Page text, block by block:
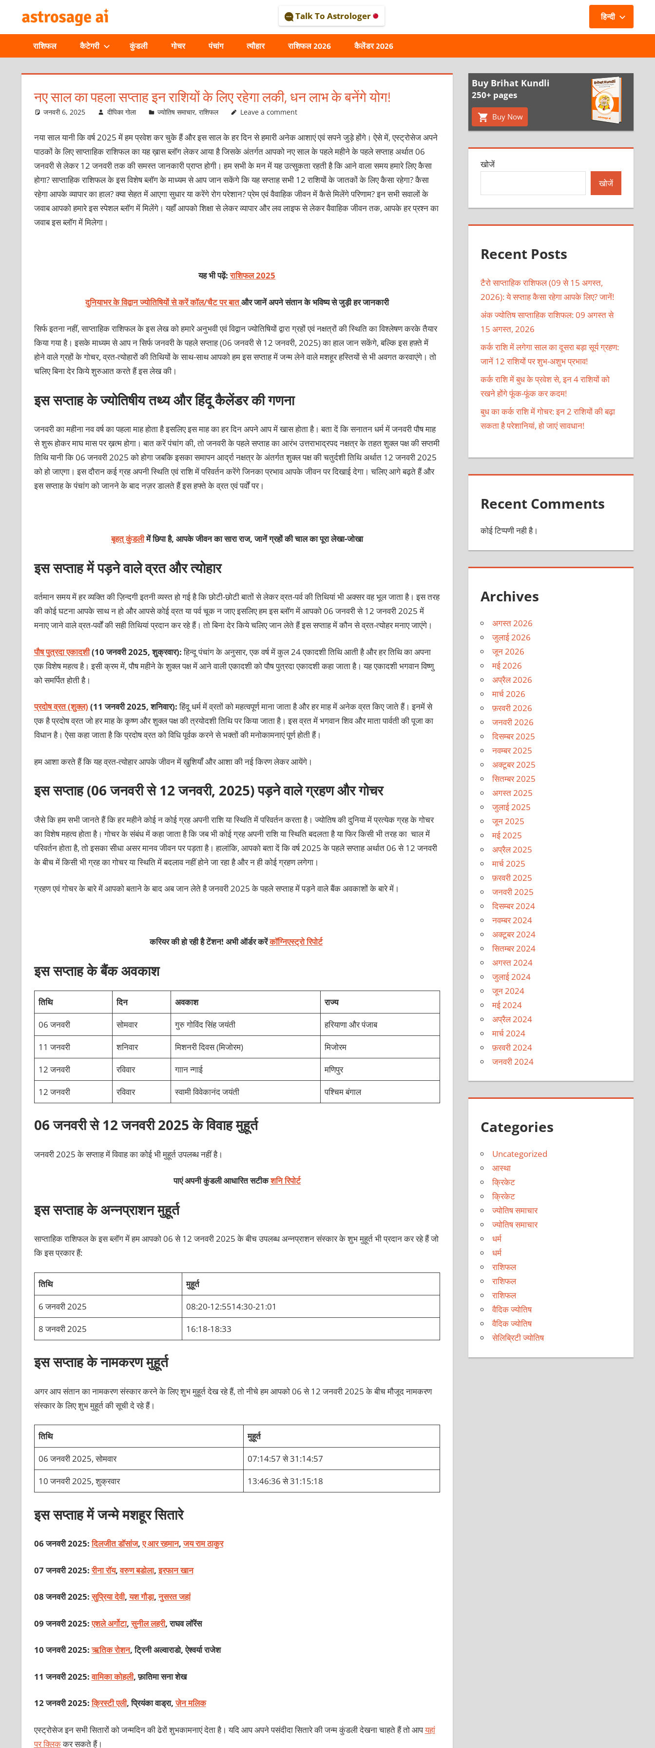
content
ASTROLOGICAL
JOURNAL
–
ASTROSAGE
MAGAZINE
Talk To Astrologer
राशिफल कैटेगरी कुंडली गोचर पंचांग त्यौहार
हिन्दी
राशिफल 2026 कैलेंडर 2026
नए साल का पहला सप्ताह इन राशियों के लिए रहेगा लकी, धन लाभ के बनेंगे योग!
जनवरी 6, 2025 दीपिका गोला ज्योतिष समाचार,राशिफल Leave a comment
नया साल यानी कि वर्ष 2025 में हम प्रवेश कर चुके हैं और इस साल के हर दिन से हमारी अनेक आशाएं एवं सपने जुड़े होंगे। ऐसे में, एस्ट्रोसेज अपने
पाठकों के लिए साप्ताहिक राशिफल का यहख़ास ब्लॉग लेकर आया है जिसके अंतर्गत आपको नए साल के पहले महीने के पहले सप्ताह अर्थात 06
जनवरी से लेकर 12 जनवरी तक की समस्त जानकारी प्राप्त होगी। हम सभी के मन में यह उत्सुकता रहती है कि आने वाला समय हमारे लिए कैसा
होगा? साप्ताहिक राशिफल के इस विशेष ब्लॉग के माध्यम से आप जान सकेंगे कि यह सप्ताह सभी 12 राशियों के जातकों के लिए कैसा रहेगा? कैसा
रहेगा आपके व्यापार का हाल? क्या सेहत में आएगा सुधार या करेंगे रोग परेशान? प्रेम एवं वैवाहिक जीवन में कैसे मिलेंगे परिणाम? इन सभी सवालों के
जवाब आपको हमारे इस स्पेशल ब्लॉग में मिलेंगे। यहाँ आपको शिक्षा से लेकर व्यापार और लव लाइफ से लेकर वैवाहिक जीवन तक, आपके हर प्रश्न का
जवाब इस ब्लॉग में मिलेगा।
यह भी पढ़ें:राशिफल 2025
दुनियाभर के विद्वान ज्योतिषियों से करें कॉल/चैट पर बातऔर जानें अपने संतान के भविष्य से जुड़ी हर जानकारी
सिर्फ इतना नहीं, साप्ताहिक राशिफल के इस लेख को हमारे अनुभवी एवं विद्वान ज्योतिषियों द्वारा ग्रहों एवं नक्षत्रों की स्थिति का विश्लेषण करके तैयार
किया गया है। इसके माध्यम से आप न सिर्फ जनवरी के पहले सप्ताह (06 जनवरी से 12 जनवरी, 2025) का हाल जान सकेंगे, बल्कि इस हफ़्ते में
होने वाले ग्रहों के गोचर, व्रत-त्योहारों की तिथियों के साथ-साथ आपको हम इस सप्ताह में जन्म लेने वाले मशहूर हस्तियों से भी अवगत करवाएंगे। तो
चलिए बिना देर किये शुरुआत करते हैं इस लेख की।
इस सप्ताह के ज्योतिषीय तथ्य और हिंदू कैलेंडर की गणना
जनवरी का महीना नव वर्ष का पहला माह होता है इसलिए इस माह का हर दिन अपने आप में खास होता है। बता दें कि सनातन धर्म में जनवरी पौष माह
से शुरू होकर माघ मास पर ख़त्म होगा। बात करें पंचांग की, तो जनवरी के पहले सप्ताह का आरंभ उत्तराभाद्रपद नक्षत्र के तहत शुक्ल पक्ष की सप्तमी
तिथि यानी कि 06 जनवरी 2025 को होगा जबकि इसका समापन आर्द्रा नक्षत्र के अंतर्गत शुक्ल पक्ष की चतुर्दशी तिथि अर्थात 12 जनवरी 2025
को हो जाएगा। इस दौरान कई ग्रह अपनी स्थिति एवं राशि में परिवर्तन करेंगे जिनका प्रभाव आपके जीवन पर दिखाई देगा। चलिए आगे बढ़ते हैं और
इस सप्ताह के पंचांग को जानने के बाद नज़र डालते हैं इस हफ्ते के व्रत एवं पर्वों पर।
बृहत् कुंडलीमें छिपा है, आपके जीवन का सारा राज, जानें ग्रहों की चाल का पूरा लेखा-जोखा
इस सप्ताह में पड़ने वाले व्रत और त्योहार
वर्तमान समय में हर व्यक्ति की ज़िन्दगी इतनी व्यस्त हो गई है कि छोटी-छोटी बातों से लेकर व्रत-पर्व की तिथियां भी अक्सर वह भूल जाता है। इस तरह
की कोई घटना आपके साथ न हो और आपसे कोई व्रत या पर्व चूक न जाए इसलिए हम इस ब्लॉग में आपको 06 जनवरी से 12 जनवरी 2025 में
मनाए जाने वाले व्रत-पर्वों की सही तिथियां प्रदान कर रहे हैं। तो बिना देर किये चलिए जान लेते हैं इस सप्ताह में कौन से व्रत-त्योहर मनाए जाएंगे।
पौष पुत्रदा एकादशी(10 जनवरी 2025, शुक्रवार):हिन्दू पंचांग के अनुसार, एक वर्ष में कुल 24 एकादशी तिथि आती है और हर तिथि का अपना
एक विशेष महत्व है। इसी क्रम में,पौष महीने के शुक्ल पक्ष में आने वाली एकादशी को पौष पुत्रदा एकादशी कहा जाता है। यह एकादशी भगवान विष्णु
को समर्पित होती है।
प्रदोष व्रत (शुक्ल) (11 जनवरी 2025, शनिवार):हिंदू धर्म में व्रतों को महत्वपूर्ण माना जाता है और हर माह में अनेक व्रत किए जाते हैं। इनमें से
एक है प्रदोष व्रत जो हर माह के कृष्ण और शुक्ल पक्ष की त्रयोदशी तिथि पर किया जाता है। इस व्रत में भगवान शिव और माता पार्वती की पूजा का
विधान है। ऐसा कहा जाता है कि प्रदोष व्रत को विधि पूर्वक करने से भक्तों की मनोकामनाएं पूर्ण होती हैं।
हम आशा करते हैं कि यह व्रत-त्योहार आपके जीवन में खुशियाँ और आशा की नई किरण लेकर आयेंगे।
इस सप्ताह (06 जनवरी से 12 जनवरी, 2025) पड़ने वाले ग्रहण और गोचर
जैसे कि हम सभी जानते हैं कि हर महीने कोई न कोई ग्रह अपनी राशि या स्थिति में परिवर्तन करता है। ज्योतिष की दुनिया में प्रत्येक ग्रह के गोचर
का विशेष महत्व होता है। गोचर के संबंध में कहा जाता है कि जब भी कोई ग्रह अपनी राशि या स्थिति बदलता है या फिर किसी भी तरह का चाल में
परिवर्तन होता है, तो इसका सीधा असर मानव जीवन पर पड़ता है। हालांकि, आपको बता दें कि वर्ष 2025 के पहले सप्ताह अर्थात 06 से 12 जनवरी
के बीच में किसी भी ग्रह का गोचर या स्थिति में बदलाव नहीं होने जा रहा है और न ही कोई ग्रहण लगेगा।
ग्रहण एवं गोचर के बारे में आपको बताने के बाद अब जान लेते है जनवरी 2025 के पहले सप्ताह में पड़ने वाले बैंक अवकाशों के बारे में।
करियर की हो रही है टेंशन! अभी ऑर्डर करेंकॉग्निएस्ट्रो रिपोर्ट
इस सप्ताह के बैंक अवकाश
तिथि दिन अवकाश
राज्य
06 जनवरी
सोमवार गुरु गोविंद सिंह जयंती
हरियाणा और पंजाब
11 जनवरी
शनिवार मिशनरी दिवस (मिजोरम)
मिजोरम
12 जनवरी
रविवार गाान न्‍गाई
मणिपुर
12 जनवरी
रविवार स्वामी विवेकानंद जयंती पश्चिम बंगाल
06 जनवरी से 12 जनवरी 2025 के विवाह मुहूर्त
जनवरी 2025 के सप्ताह में विवाह का कोई भी मुहूर्त उपलब्ध नहीं है।
पाएं अपनी कुंडली आधारित सटीकशनि रिपोर्ट
इस सप्ताह के अन्नप्राशन मुहूर्त
साप्ताहिक राशिफल के इस ब्लॉग में हम आपको 06 से 12 जनवरी 2025 के बीच उपलब्ध अन्नप्राशन संस्कार के शुभ मुहूर्त भी प्रदान कर रहे हैं जो
कि इस प्रकार हैं:
तिथि
मुहूर्त
6 जनवरी 2025
08:20-12:5514:30-21:01
8 जनवरी 2025
16:18-18:33
इस सप्ताह के नामकरण मुहूर्त
अगर आप संतान का नामकरण संस्कार करने के लिए शुभ मुहूर्त देख रहे हैं, तो नीचे हम आपको 06 से 12 जनवरी 2025 के बीच मौजूद नामकरण
संस्कार के लिए शुभ मुहूर्त की सूची दे रहे हैं।
तिथि
मुहूर्त
06 जनवरी 2025, सोमवार
07:14:57 से 31:14:57
10 जनवरी 2025, शुक्रवार
13:46:36 से 31:15:18
इस सप्ताह में जन्मे मशहूर सितारे
06 जनवरी 2025:दिलजीत डॉसांज,ए आर रहमान,जय राम ठाकुर
07 जनवरी 2025:रीना रॉय,वरुण बडोला,इरफान खान
08 जनवरी 2025:सुप्रिया देवी,यश गौड़ा,नुसरत जहां
09 जनवरी 2025:एशले अर्गोटा,सुनील लहरी, राघव लॉरेंस
10 जनवरी 2025:ऋतिक रोशन, ट्रिनी अल्वाराडो, ऐश्वर्या राजेश
11 जनवरी 2025:वामिका कोहली, फ़ातिमा सना शेख
12 जनवरी 2025:क्रिस्टी एली, प्रियंका वाड्रा,ज़ेन मलिक
एस्ट्रोसेज इन सभी सितारों को जन्मदिन की ढेरों शुभकामनाएं देता है। यदि आप अपने पसंदीदा सितारे की जन्म कुंडली देखना चाहते हैं तो आपयहां
पर क्लिककर सकते हैं।
Buy Brihat Kundli
250+ pages
Buy Now
खोजें
खोजें
Recent Posts
टैरो साप्ताहिक राशिफल (09 से 15 अगस्त,
2026): ये सप्ताह कैसा रहेगा आपके लिए? जानें!
अंक ज्योतिष साप्ताहिक राशिफल: 09 अगस्त से
15 अगस्त, 2026
कर्क राशि में लगेगा साल का दूसरा बड़ा सूर्य ग्रहण:
जानें 12 राशियों पर शुभ-अशुभ प्रभाव!
कर्क राशि में बुध के प्रवेश से, इन 4 राशियों को
रखने होंगे फूंक-फूंक कर कदम!
बुध का कर्क राशि में गोचर: इन 2 राशियों की बढ़ा
सकता है परेशानियां, हो जाएं सावधान!
Recent Comments
कोई टिप्पणी नही है।
Archives
अगस्त 2026
जुलाई 2026
जून 2026
मई 2026
अप्रैल 2026
मार्च 2026
फ़रवरी 2026
जनवरी 2026
दिसम्बर 2025
नवम्बर 2025
अक्टूबर 2025
सितम्बर 2025
अगस्त 2025
जुलाई 2025
जून 2025
मई 2025
अप्रैल 2025
मार्च 2025
फ़रवरी 2025
जनवरी 2025
दिसम्बर 2024
नवम्बर 2024
अक्टूबर 2024
सितम्बर 2024
अगस्त 2024
जुलाई 2024
जून 2024
मई 2024
अप्रैल 2024
मार्च 2024
फ़रवरी 2024
जनवरी 2024
Categories
Uncategorized
आस्था
क्रिकेट
क्रिकेट
ज्योतिष समाचार
ज्योतिष समाचार
धर्म
धर्म
राशिफल
राशिफल
राशिफल
वैदिक ज्योतिष
वैदिक ज्योतिष
सेलिब्रिटी ज्योतिष